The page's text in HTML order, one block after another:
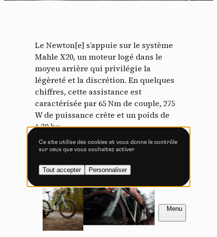
FR NL
Le Newton[e] s’appuie sur le système
Mahle X20, un moteur logé dans le
moyeu arrière qui privilégie la
légèreté et la discrétion. En quelques
chiffres, cette assistance est
caractérisée par 65 Nm de couple, 275
W de puissance crête et un poids de
1,39 kg.
Vidéos
Les services de partage de vidéo permettent d'enrichir
le site de contenu multimédia et augmentent sa
visibilité.
Vimeo interdit -Ce service peut déposer
Autoriser Interdire
YouTube interdit -
déposer 4 cookies.
Autoriser Interdire
Ce site utilise des cookies et vous donne le contrôle
sur ceux que vous souhaitez activer
Tout accepter Personnaliser